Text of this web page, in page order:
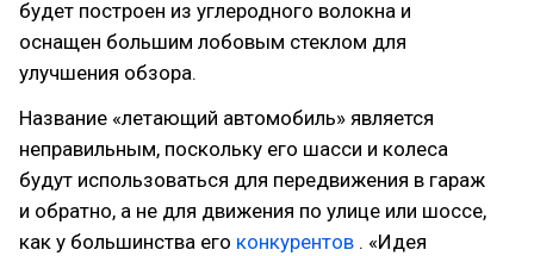
будет построен из углеродного волокна и
оснащен большим лобовым стеклом для
улучшения обзора.
Название «летающий автомобиль» является
неправильным, поскольку его шасси и колеса
будут использоваться для передвижения в гараж
и обратно, а не для движения по улице или шоссе,
как у большинства его конкурентов . «Идея